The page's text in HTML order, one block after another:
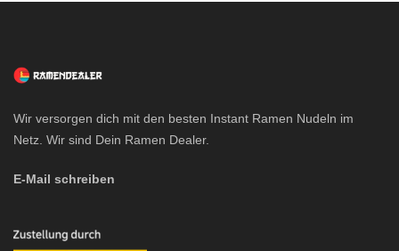
Wir versorgen dich mit den besten Instant Ramen Nudeln im
Netz. Wir sind Dein Ramen Dealer.
E-Mail schreiben